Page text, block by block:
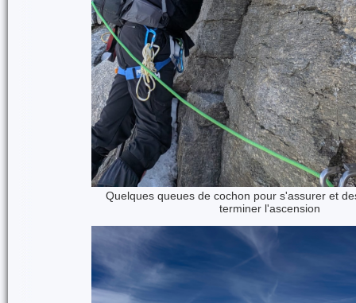
Quelques queues de cochon pour s'assurer et
terminer l'ascension